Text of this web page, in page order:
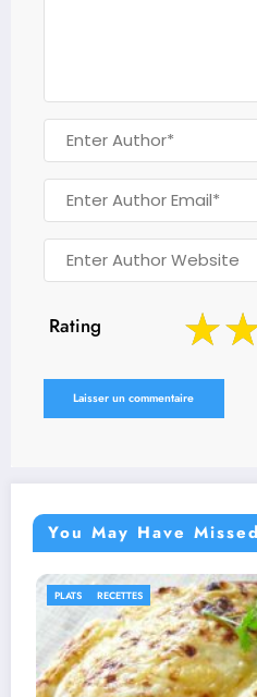
Rating
You May Have Missed
IDÉES